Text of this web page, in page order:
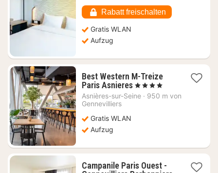
Rabatt freischalten
Gratis WLAN
Aufzug
Best Western M-Treize
Paris Asnieres1
Nacht
, 4 Sterne
Asnières-sur-Seine · 950 m von
Gennevilliers
Gratis WLAN
Aufzug
Campanile Paris Ouest -